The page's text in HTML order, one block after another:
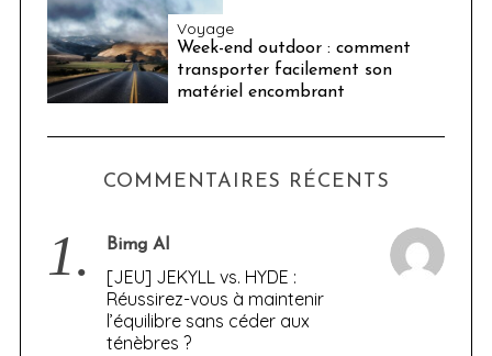
Voyage
Week-end outdoor : comment
transporter facilement son
matériel encombrant
COMMENTAIRES RÉCENTS
1. Bimg AI
[JEU] JEKYLL vs. HYDE :
Réussirez-vous à maintenir
l’équilibre sans céder aux
ténèbres ?